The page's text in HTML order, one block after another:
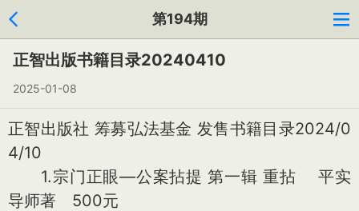
第194期
正智出版书籍目录20240410
2025-01-08
正智出版社 筹募弘法基金 发售书籍目录2024/0
4/10
1.宗门正眼—公案拈提 第一辑 重拈 平实
导师著 500元